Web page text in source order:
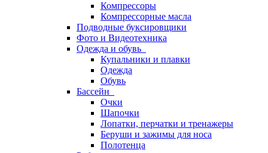
Компрессоры
Компрессорные масла
Подводные буксировщики
Фото и Видеотехника
Одежда и обувь
Купальники и плавки
Одежда
Обувь
Бассейн
Очки
Шапочки
Лопатки, перчатки и тренажеры
Беруши и зажимы для носа
Полотенца